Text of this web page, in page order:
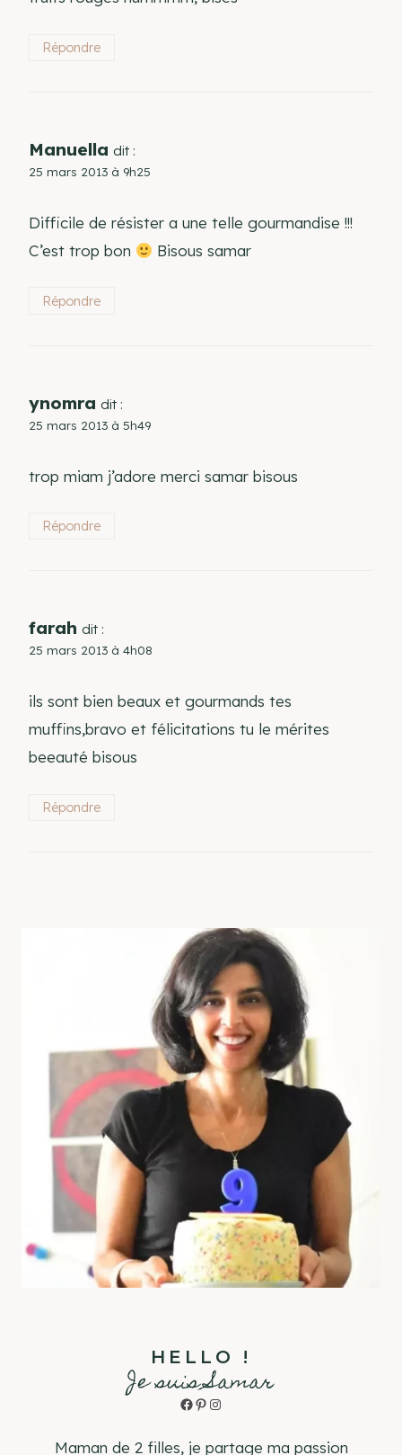
Répondre
Manuella dit :
25 mars 2013 à 9h25
Difficile de résister a une telle gourmandise !!!
C’est trop bon
Bisous samar
Répondre
ynomra dit :
25 mars 2013 à 5h49
trop miam j’adore merci samar bisous
Répondre
farah dit :
25 mars 2013 à 4h08
ils sont bien beaux et gourmands tes
muffins,bravo et félicitations tu le mérites
beeauté bisous
Répondre
HELLO !
Je suis Samar
Facebook
Pinterest
Instagram
Maman de 2 filles, je partage ma passion